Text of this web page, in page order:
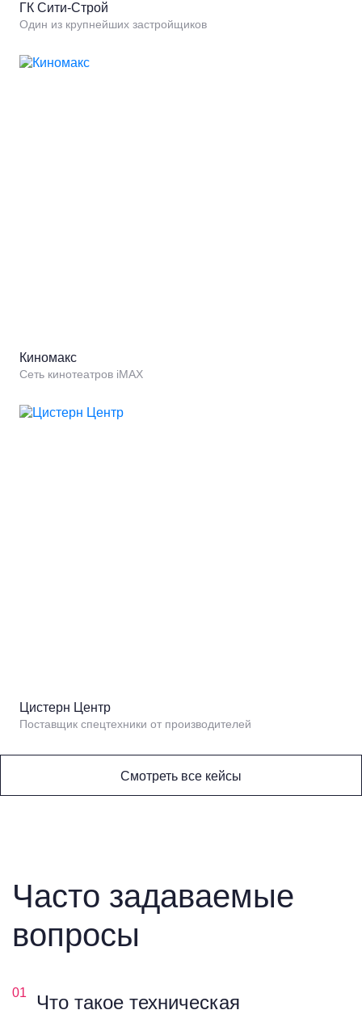
ГК Сити-Строй
Один из крупнейших застройщиков
Киномакс
Сеть кинотеатров iMAX
Цистерн Центр
Поставщик спецтехники от производителей
Смотреть все кейсы
Часто задаваемые
вопросы
01 Что такое техническая